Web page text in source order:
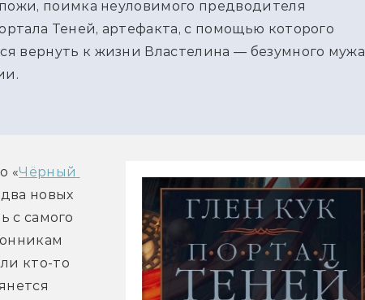
поимка неуловимого предводителя
Теней, артефакта, с помощью которого
вернуть к жизни Властелина — безумного мужа
«Чёрный
новых
с самого
кто-то